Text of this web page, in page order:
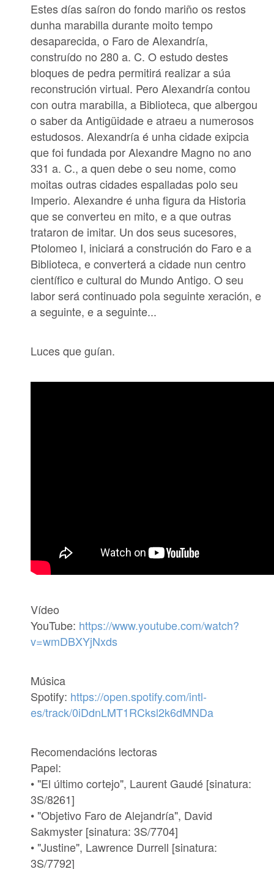
Estes días saíron do fondo mariño os restos
dunha marabilla durante moito tempo
desaparecida, o Faro de Alexandría,
construído no 280 a. C. O estudo destes
bloques de pedra permitirá realizar a súa
reconstrución virtual. Pero Alexandría contou
con outra marabilla, a Biblioteca, que albergou
o saber da Antigüidade e atraeu a numerosos
estudosos. Alexandría é unha cidade exipcia
que foi fundada por Alexandre Magno no ano
331 a. C., a quen debe o seu nome, como
moitas outras cidades espalladas polo seu
Imperio. Alexandre é unha figura da Historia
que se converteu en mito, e a que outras
trataron de imitar. Un dos seus sucesores,
Ptolomeo I, iniciará a construción do Faro e a
Biblioteca, e converterá a cidade nun centro
científico e cultural do Mundo Antigo. O seu
labor será continuado pola seguinte xeración, e
a seguinte, e a seguinte...
Luces que guían.
Vídeo
YouTube: https://www.youtube.com/watch?
v=wmDBXYjNxds
Música
Spotify: https://open.spotify.com/intl-
es/track/0iDdnLMT1RCksl2k6dMNDa
Recomendacións lectoras
Papel:
• "El último cortejo", Laurent Gaudé [sinatura:
3S/8261]
• "Objetivo Faro de Alejandría", David
Sakmyster [sinatura: 3S/7704]
• "Justine", Lawrence Durrell [sinatura:
3S/7792]